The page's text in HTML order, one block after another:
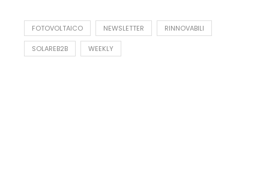
FOTOVOLTAICO NEWSLETTER RINNOVABILI
SOLAREB2B WEEKLY